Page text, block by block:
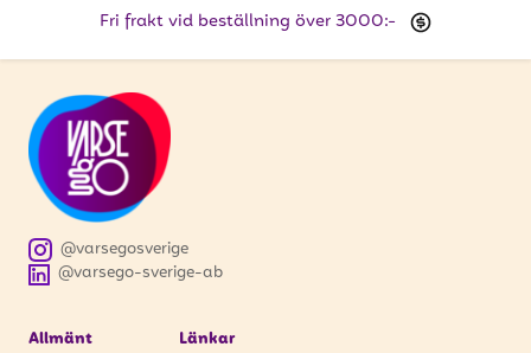
Fri frakt vid beställning över 3000:-
@varsego-sverige-ab
@varsegosverige
Allmänt
Länkar